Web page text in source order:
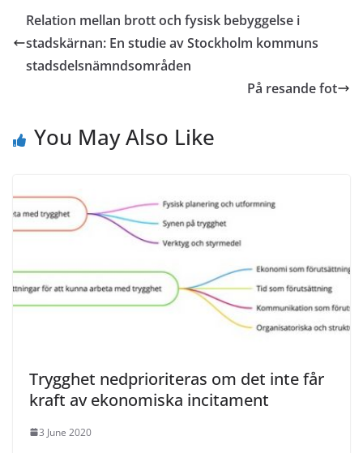
Relation mellan brott och fysisk bebyggelse i
stadskärnan: En studie av Stockholm kommuns
stadsdelsnämndsområden
På resande fot
You May Also Like
Trygghet nedprioriteras om det inte får
kraft av ekonomiska incitament
3 June 2020